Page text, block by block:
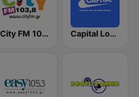
City FM 103.8 Capital London